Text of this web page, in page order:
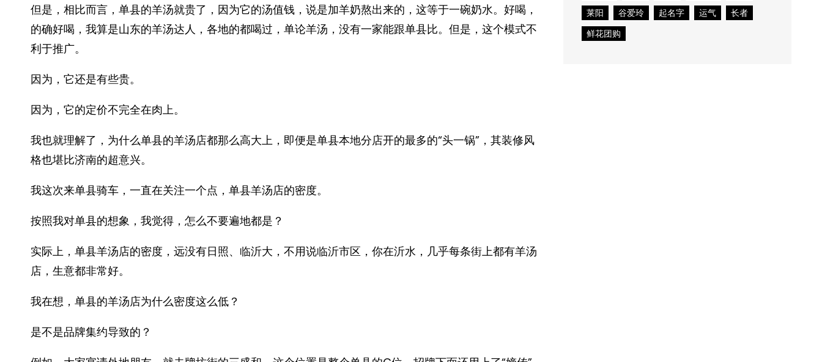
但是，相比而言，单县的羊汤就贵了，因为它的汤值钱，说是加羊奶熬出来的，这等于一碗奶水。好喝，
的确好喝，我算是山东的羊汤达人，各地的都喝过，单论羊汤，没有一家能跟单县比。但是，这个模式不
利于推广。
因为，它还是有些贵。
因为，它的定价不完全在肉上。
我也就理解了，为什么单县的羊汤店都那么高大上，即便是单县本地分店开的最多的“头一锅”，其装修风
格也堪比济南的超意兴。
我这次来单县骑车，一直在关注一个点，单县羊汤店的密度。
按照我对单县的想象，我觉得，怎么不要遍地都是？
实际上，单县羊汤店的密度，远没有日照、临沂大，不用说临沂市区，你在沂水，几乎每条街上都有羊汤
店，生意都非常好。
我在想，单县的羊汤店为什么密度这么低？
是不是品牌集约导致的？
莱阳
谷爱玲 起名字 运气
长者
鲜花团购